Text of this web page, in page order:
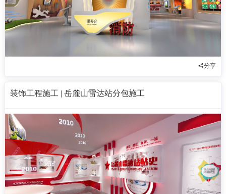
分享
装饰工程施工 | 岳麓山雷达站分包施工